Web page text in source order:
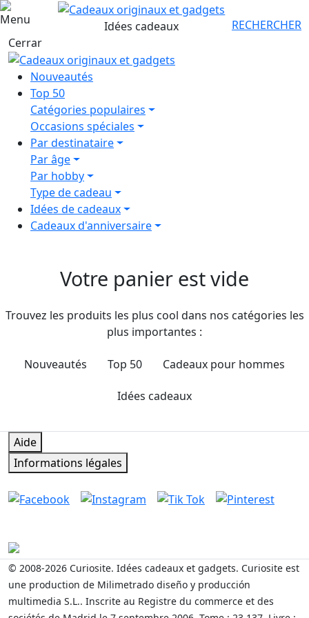
Idées cadeaux
RECHERCHER
Cerrar
Nouveautés
Top 50
Catégories populaires
Occasions spéciales
Par destinataire
Par âge
Par hobby
Type de cadeau
Idées de cadeaux
Cadeaux d'anniversaire
Votre panier est vide
Trouvez les produits les plus cool dans nos catégories les
plus importantes :
Nouveautés Top 50 Cadeaux pour hommes
Idées cadeaux
Aide
Informations légales
© 2008-2026 Curiosite. Idées cadeaux et gadgets. Curiosite est
une production de Milimetrado diseño y producción
multimedia S.L.. Inscrite au Registre du commerce et des